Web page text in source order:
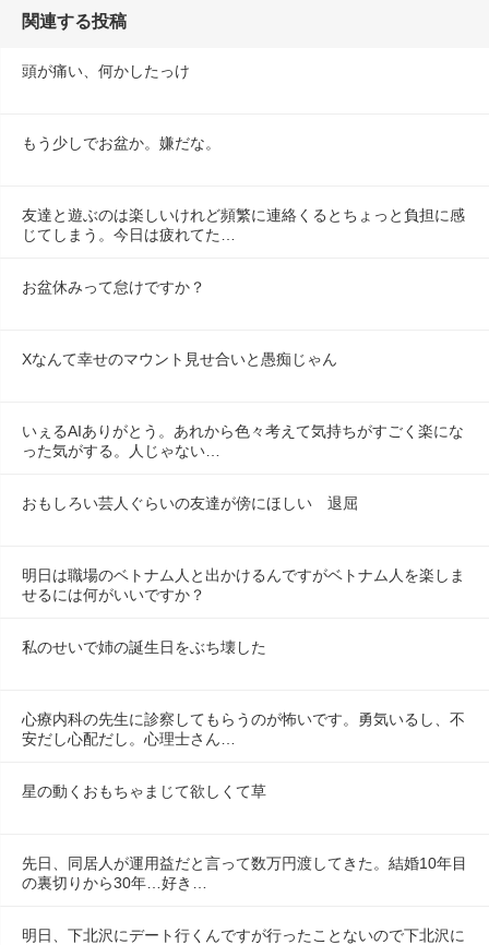
関連する投稿
頭が痛い、何かしたっけ
もう少しでお盆か。嫌だな。
友達と遊ぶのは楽しいけれど頻繁に連絡くるとちょっと負担に感
じてしまう。今日は疲れてた…
お盆休みって怠けですか？
Xなんて幸せのマウント見せ合いと愚痴じゃん
いぇるAIありがとう。あれから色々考えて気持ちがすごく楽にな
った気がする。人じゃない…
おもしろい芸人ぐらいの友達が傍にほしい　退屈
明日は職場のベトナム人と出かけるんですがベトナム人を楽しま
せるには何がいいですか？
私のせいで姉の誕生日をぶち壊した
心療内科の先生に診察してもらうのが怖いです。勇気いるし、不
安だし心配だし。心理士さん…
星の動くおもちゃまじて欲しくて草
先日、同居人が運用益だと言って数万円渡してきた。結婚10年目
の裏切りから30年…好き…
明日、下北沢にデート行くんですが行ったことないので下北沢に